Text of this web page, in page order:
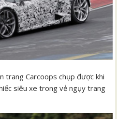
trang Carcoops chụp được khi
siêu xe trong vẻ ngụy trang